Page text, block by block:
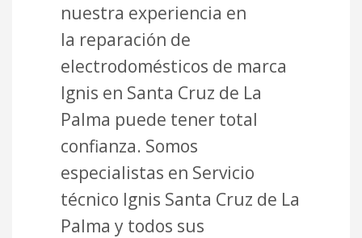
nuestra experiencia en
la reparación de
electrodomésticos de marca
Ignis en Santa Cruz de La
Palma puede tener total
confianza. Somos
especialistas en Servicio
técnico Ignis Santa Cruz de La
Palma y todos sus